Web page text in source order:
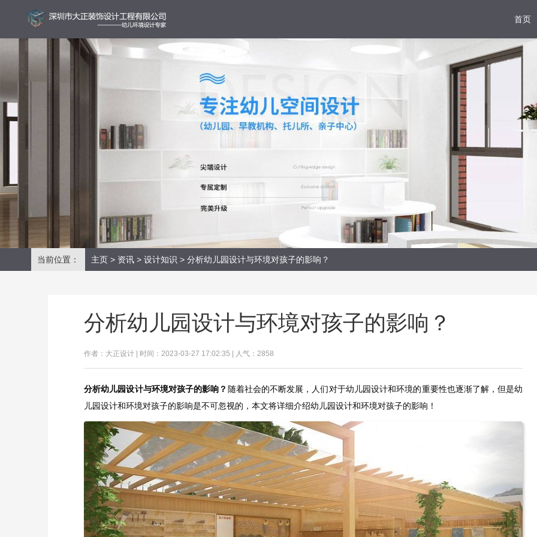
首页
当前位置： 主页 > 资讯 > 设计知识 > 分析幼儿园设计与环境对孩子的影响？
分析幼儿园设计与环境对孩子的影响？
作者：大正设计 | 时间：2023-03-27 17:02:35 | 人气：2858
分析幼儿园设计与环境对孩子的影响？ 随着社会的不断发展，人们对于幼儿园设计和环境的重要性也逐渐了解，但是幼
儿园设计和环境对孩子的影响是不可忽视的，本文将详细介绍幼儿园设计和环境对孩子的影响！